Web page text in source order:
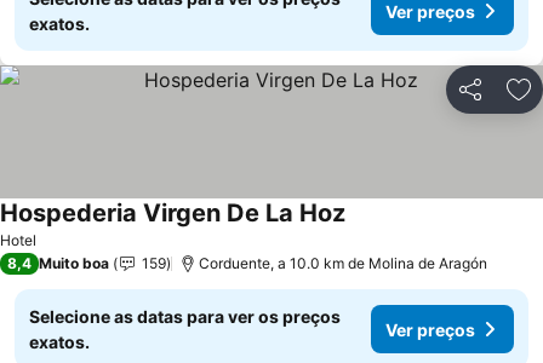
exatos.
Ver preços
Partilhar
Hotel
Hospederia Virgen De La HozVer preços
8,4 Muito boa 159 Corduente, a 10.0 km de Molina de Aragón
Selecione as datas para ver os preços
exatos.
Ver preços